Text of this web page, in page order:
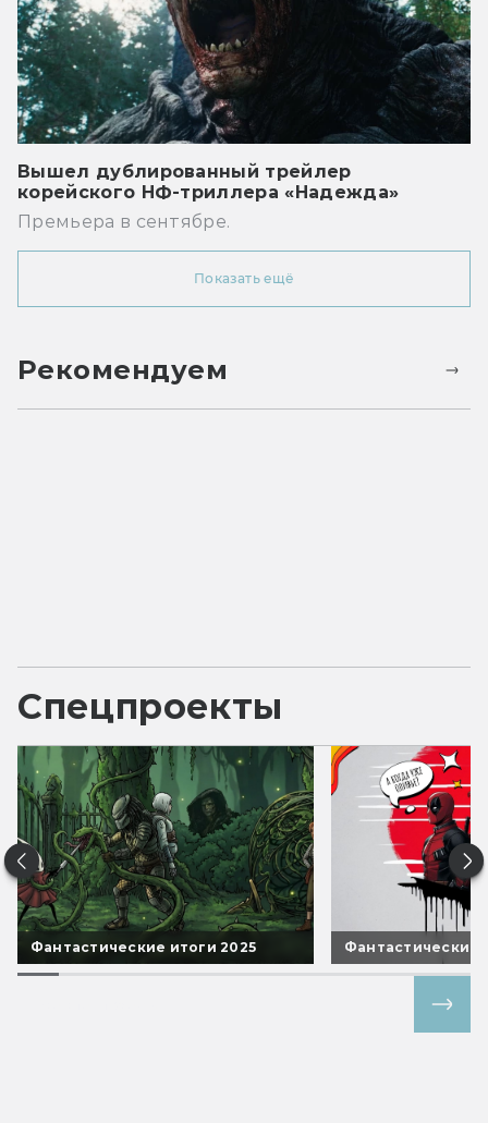
Вышел дублированный трейлер
корейского НФ-триллера «Надежда»
Премьера в сентябре.
Показать ещё
Рекомендуем
Спецпроекты
Фантастические итоги 2025 Фантастические